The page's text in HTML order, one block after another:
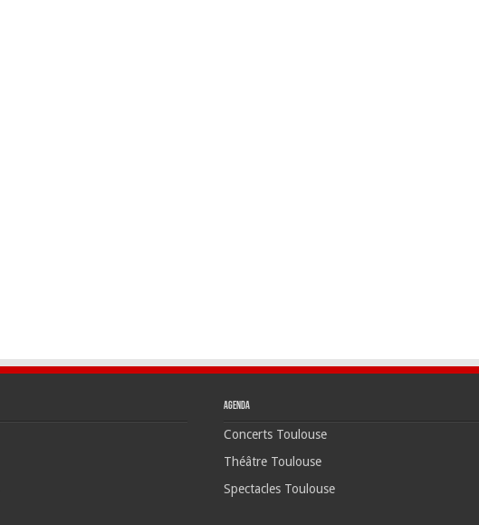
Agenda
Concerts Toulouse
Théâtre Toulouse
Spectacles Toulouse